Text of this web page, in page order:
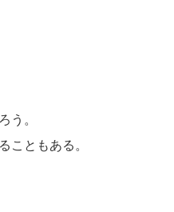
う。
こともある。